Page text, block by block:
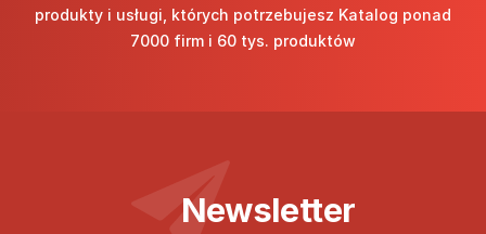
produkty i usługi, których potrzebujesz Katalog ponad
7000 firm i 60 tys. produktów
Newsletter